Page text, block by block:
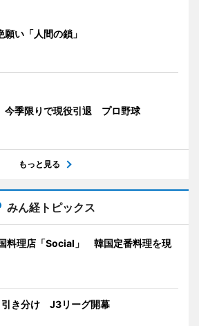
願い「人間の鎖」
今季限りで現役引退 プロ野球
もっと見る
みん経トピックス
料理店「Social」 韓国定番料理を現
引き分け J3リーグ開幕